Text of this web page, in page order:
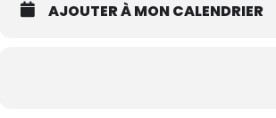
AJOUTER À MON CALENDRIER